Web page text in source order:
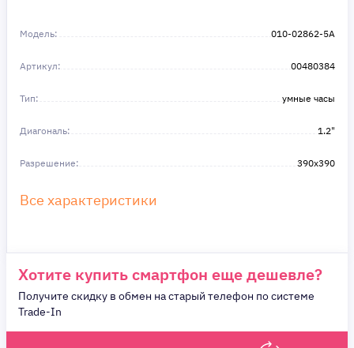
Получите то, что нужно, прямо сейчас. Ваше
удобство — наш приоритет! ✨
в этом!
Модель: 010-02862-5A
Артикул: 00480384
Тип: умные часы
Диагональ: 1.2"
Разрешение: 390x390
Все характеристики
Хотите купить смартфон еще дешевле?
Получите скидку в обмен на старый телефон по системе
Trade-In